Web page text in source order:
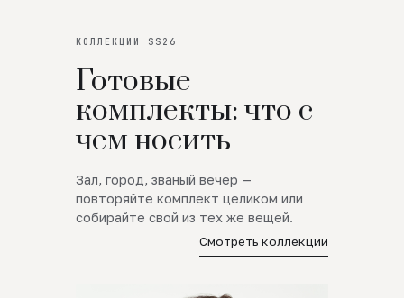
КОЛЛЕКЦИИ SS26
Готовые
комплекты: что с
чем носить
Зал, город, званый вечер —
повторяйте комплект целиком или
собирайте свой из тех же вещей.
Смотреть коллекции